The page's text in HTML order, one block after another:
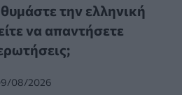
την ελληνική
να απαντήσετε
08/2026